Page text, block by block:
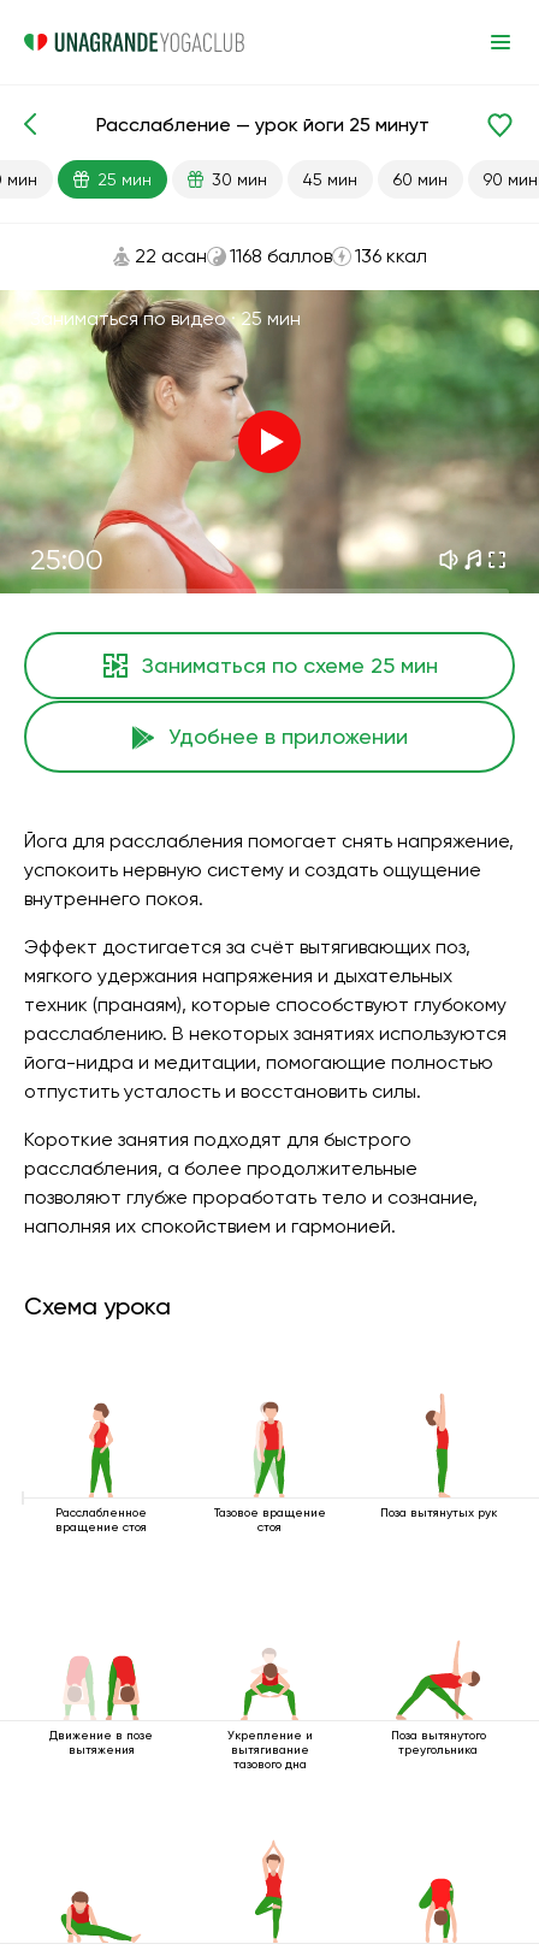
Готовые уроки Расслабление
Расслабление — урок йоги 25 минут
мин 25 мин 30 мин 45 мин 60 мин 90 мин
22 асан 1168 баллов 136 ккал
Заниматься по видео ·25 мин
25:00
Заниматься по схеме 25 мин
Удобнее в приложении
Йога для расслабления помогает снять напряжение,
успокоить нервную систему и создать ощущение
внутреннего покоя.
Эффект достигается за счёт вытягивающих поз,
мягкого удержания напряжения и дыхательных
техник (пранаям), которые способствуют глубокому
расслаблению. В некоторых занятиях используются
йога-нидра и медитации, помогающие полностью
отпустить усталость и восстановить силы.
Короткие занятия подходят для быстрого
расслабления, а более продолжительные
позволяют глубже проработать тело и сознание,
наполняя их спокойствием и гармонией.
Схема урока
Расслабленное
вращение стоя
Тазовое вращение
стоя
Поза вытянутых рук
Движение в позе
вытяжения
Укрепление и
вытягивание
тазового дна
Поза вытянутого
треугольника